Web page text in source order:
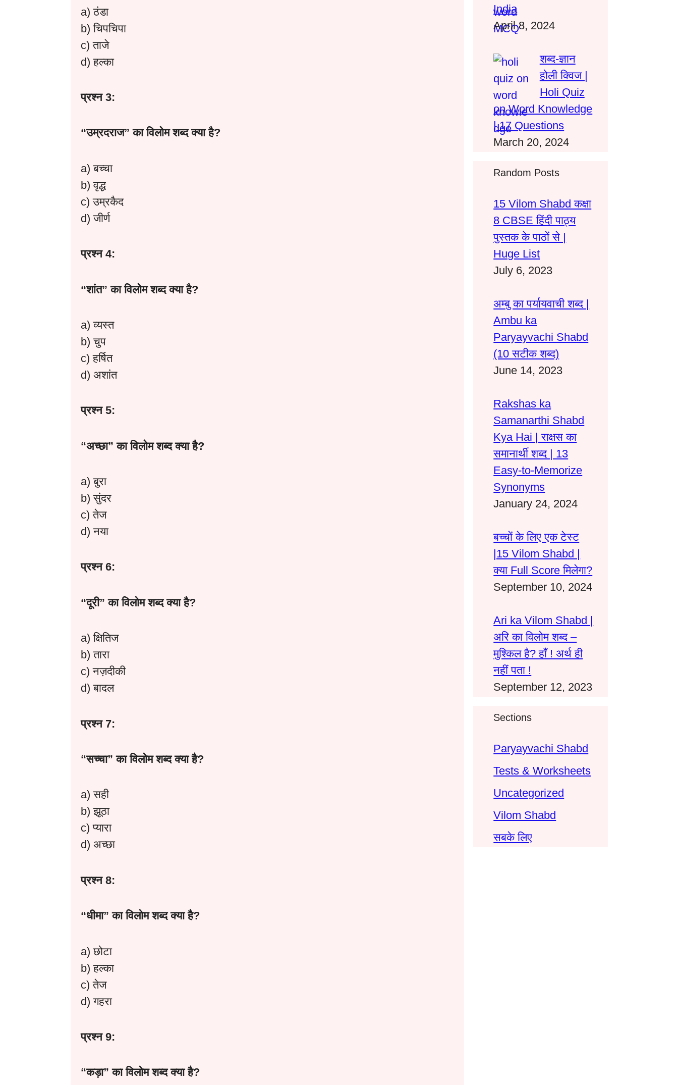
a) ठंडा
b) चिपचिपा
c) ताजे
d) हल्का
प्रश्न 3:
“उम्रदराज”काविलोमशब्दक्याहै?
a) बच्चा
b) वृद्ध
c) उम्रकैद
d) जीर्ण
प्रश्न 4:
“शांत”काविलोमशब्दक्याहै?
a) व्यस्त
b) चुप
c) हर्षित
d) अशांत
प्रश्न 5:
“अच्छा”काविलोमशब्दक्याहै?
a) बुरा
b) सुंदर
c) तेज
d) नया
प्रश्न 6:
“दूरी” का विलोम शब्द क्या है?
a) क्षितिज
b) तारा
c) नज़दीकी
d) बादल
प्रश्न 7:
“सच्चा”काविलोमशब्दक्याहै?
a) सही
b) झूठा
c) प्यारा
d) अच्छा
प्रश्न 8:
“धीमा”काविलोमशब्दक्याहै?
a) छोटा
b) हल्का
c) तेज
d) गहरा
प्रश्न 9:
“कड़ा”काविलोमशब्दक्याहै?
India
April 8, 2024
शब्द-ज्ञान
होली क्विज |
Holi Quiz
on Word Knowledge
| 17 Questions
March 20, 2024
Random Posts
15 Vilom Shabd कक्षा
8 CBSE हिंदी पाठ्य
पुस्तक के पाठों से |
Huge List
July 6, 2023
अम्बु का पर्यायवाची शब्द |
Ambu ka
Paryayvachi Shabd
(10 सटीक शब्द)
June 14, 2023
Rakshas ka
Samanarthi Shabd
Kya Hai | राक्षस का
समानार्थी शब्द | 13
Easy-to-Memorize
Synonyms
January 24, 2024
बच्चों के लिए एक टेस्ट
|15 Vilom Shabd |
क्या Full Score मिलेगा?
September 10, 2024
Ari ka Vilom Shabd |
अरि का विलोम शब्द –
मुश्किल है? हाँ ! अर्थ ही
नहीं पता !
September 12, 2023
Sections
Paryayvachi Shabd
Tests & Worksheets
Uncategorized
Vilom Shabd
सबके लिए